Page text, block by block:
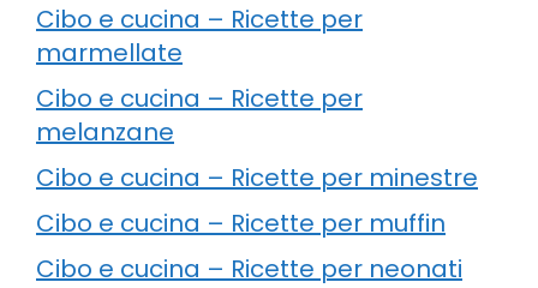
Cibo e cucina – Ricette per
marmellate
Cibo e cucina – Ricette per
melanzane
Cibo e cucina – Ricette per minestre
Cibo e cucina – Ricette per muffin
Cibo e cucina – Ricette per neonati